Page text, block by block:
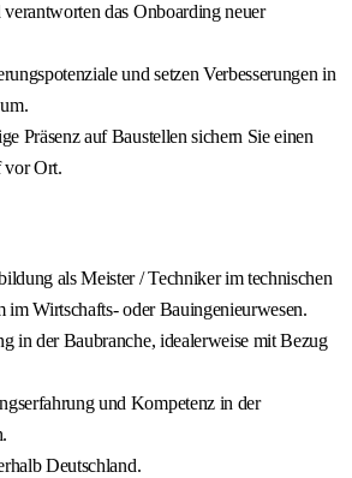
das Onboarding neuer
und setzen Verbesserungen in
Präsenz auf Baustellen sichern Sie einen
vor Ort.
als Meister / Techniker im technischen
im Wirtschafts- oder Bauingenieurwesen.
in der Baubranche, idealerweise mit Bezug
und Kompetenz in der
Deutschland.